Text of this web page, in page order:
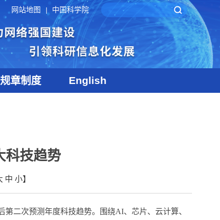
网站地图 中国科学院
规章制度 English
科技趋势
中 小】
第二次预测年度科技趋势。围绕AI、芯片、云计算、